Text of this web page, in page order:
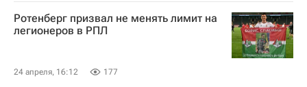
Ротенберг призвал не менять лимит на
легионеров в РПЛ
24 апреля, 16:12 177